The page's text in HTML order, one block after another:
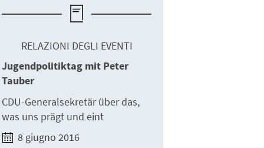
RELAZIONI DEGLI EVENTI
Jugendpolitiktag mit Peter
Tauber
CDU-Generalsekretär über das,
was uns prägt und eint
8 giugno 2016